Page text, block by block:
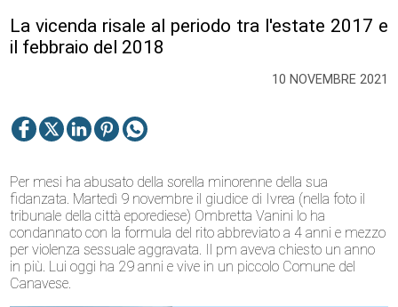
10 NOVEMBRE 2021
La vicenda risale al periodo tra l'estate 2017 e
il febbraio del 2018
Per mesi ha abusato della sorella minorenne della sua
fidanzata. Martedì 9 novembre il giudice di Ivrea (nella foto il
tribunale della città eporediese) Ombretta Vanini lo ha
condannato con la formula del rito abbreviato a 4 anni e mezzo
per violenza sessuale aggravata. Il pm aveva chiesto un anno
in più. Lui oggi ha 29 anni e vive in un piccolo Comune del
Canavese.